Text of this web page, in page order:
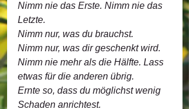
Nimm nie das Erste. Nimm nie das
Letzte.
Nimm nur, was du brauchst.
Nimm nur, was dir geschenkt wird.
Nimm nie mehr als die Hälfte. Lass
etwas für die anderen übrig.
Ernte so, dass du möglichst wenig
Schaden anrichtest.